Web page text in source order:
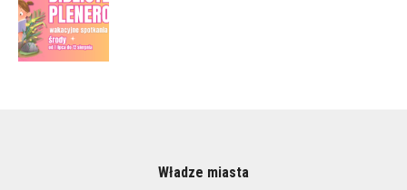
Władze miasta